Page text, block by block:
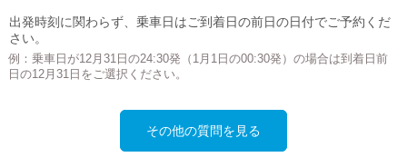
出発時刻に関わらず、乗車日はご到着日の前日の日付でご予約くだ
さい。
例：乗車日が12月31日の24:30発（1月1日の00:30発）の場合は到着日前
日の12月31日をご選択ください。
その他の質問を見る